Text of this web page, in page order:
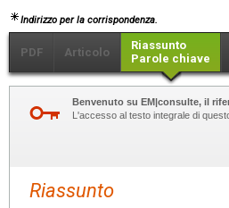
Indirizzo per la corrispondenza.
PDF Articolo
Riassunto
Parole chiave
Benvenuto su EM|consulte, il
L'accesso al testo integrale di
Riassunto